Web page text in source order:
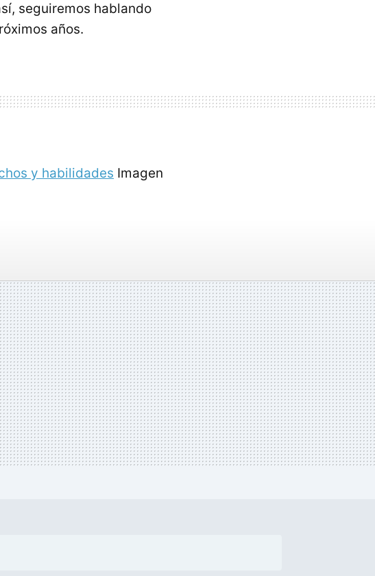
seguiremos hablando
años.
y habilidades Imagen